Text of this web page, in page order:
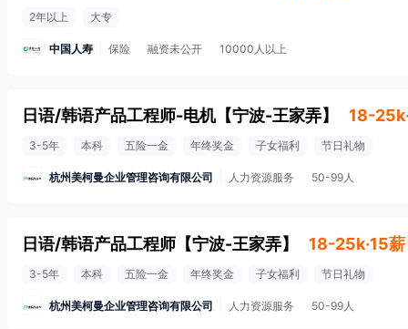
2年以上 大专
中国人寿 保险 融资未公开 10000人以上
日语/韩语产品工程师-电机 【宁波-王家弄】 18-
3-5年 本科 五险一金 年终奖金 子女福利 节日礼物
杭州美柯曼企业管理咨询有限公司 人力资源服务 50-99人
日语/韩语产品工程师 【宁波-王家弄】 18-25k·15薪
3-5年 本科 五险一金 年终奖金 子女福利 节日礼物
杭州美柯曼企业管理咨询有限公司 人力资源服务 50-99人